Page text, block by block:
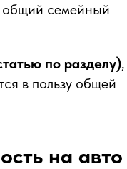
общий семейный
по разделу),
в пользу общей
на авто